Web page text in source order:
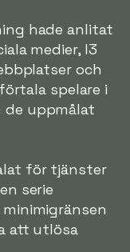
hade anlitat
medier, I3
och
spelare i
uppmålat
för tjänster
serie
att utlösa